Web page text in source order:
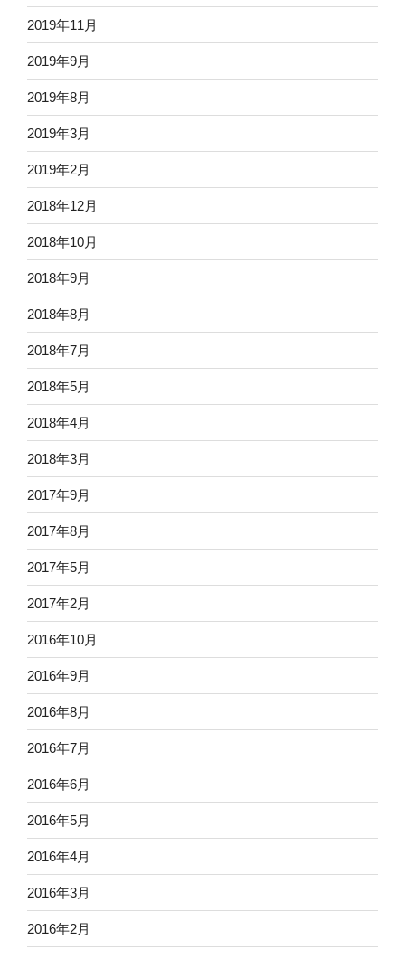
2019年11月
2019年9月
2019年8月
2019年3月
2019年2月
2018年12月
2018年10月
2018年9月
2018年8月
2018年7月
2018年5月
2018年4月
2018年3月
2017年9月
2017年8月
2017年5月
2017年2月
2016年10月
2016年9月
2016年8月
2016年7月
2016年6月
2016年5月
2016年4月
2016年3月
2016年2月